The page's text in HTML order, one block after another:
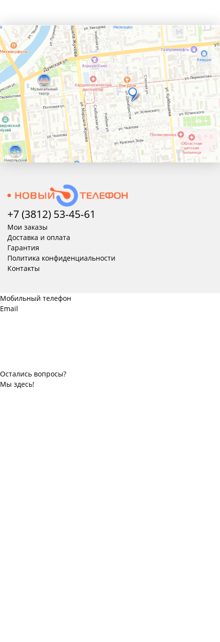
+7 (3812) 53-45-61
Мои заказы
Доставка и оплата
Гарантия
Политика конфиденциальности
Контакты
Мобильный телефон
Email
Остались вопросы?
Мы здесь!